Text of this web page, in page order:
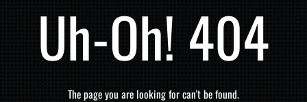
Uh-Oh! 404
The page you are looking for can't be found.